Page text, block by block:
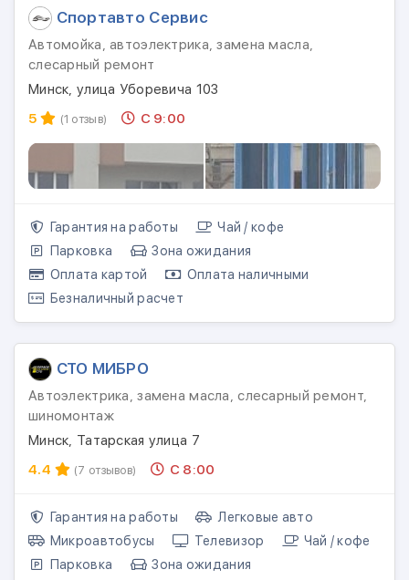
Спортавто Сервис
Автомойка, автоэлектрика, замена масла,
слесарный ремонт
Минск, улица Уборевича 103
5
(1 отзыв) С 9:00
Гарантия на работы
Чай / кофе
Парковка
Зона ожидания
Оплата картой
Оплата наличными
Безналичный расчет
СТО МИБРО
Автоэлектрика, замена масла, слесарный ремонт,
шиномонтаж
Минск, Татарская улица 7
4.4
(7 отзывов) С 8:00
Гарантия на работы
Легковые авто
Микроавтобусы
Телевизор
Чай / кофе
Парковка
Зона ожидания